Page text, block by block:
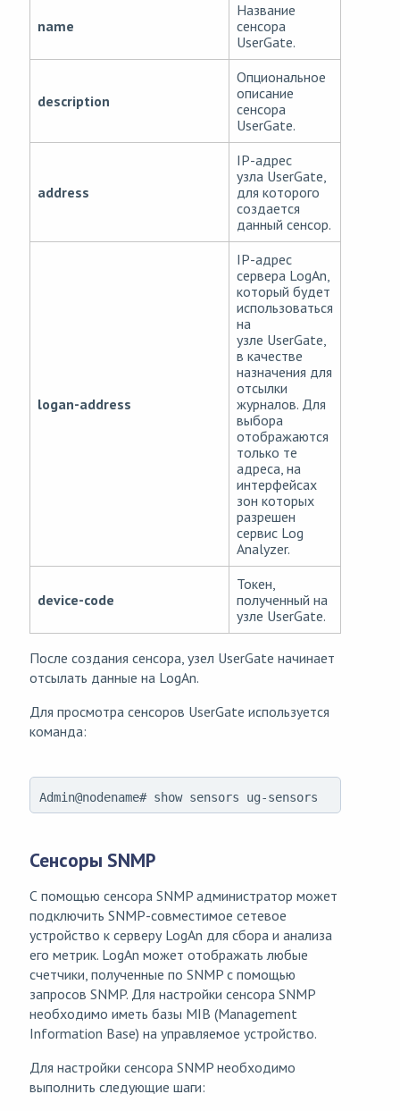
name
Название
сенсора
UserGate.
description
Опциональное
описание
сенсора
UserGate.
address
IP-адрес
узла UserGate,
для которого
создается
данный сенсор.
logan-address
IP-адрес
сервера LogAn,
который будет
использоваться
на
узле UserGate,
в качестве
назначения для
отсылки
журналов. Для
выбора
отображаются
только те
адреса, на
интерфейсах
зон которых
разрешен
сервис Log
Analyzer.
device-code
Токен,
полученный на
узле UserGate.
После создания сенсора, узел UserGate начинает
отсылать данные на LogAn.
Для просмотра сенсоров UserGate используется
команда:
Admin@nodename# show sensors ug-sensors
Сенсоры SNMP
С помощью сенсора SNMP администратор может
подключить SNMP-совместимое сетевое
устройство к серверу LogAn для сбора и анализа
его метрик. LogAn может отображать любые
счетчики, полученные по SNMP с помощью
запросов SNMP. Для настройки сенсора SNMP
необходимо иметь базы MIB (Management
Information Base) на управляемое устройство.
Для настройки сенсора SNMP необходимо
выполнить следующие шаги: